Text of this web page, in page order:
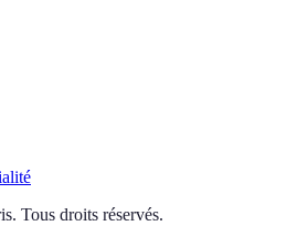
. Tous droits réservés.